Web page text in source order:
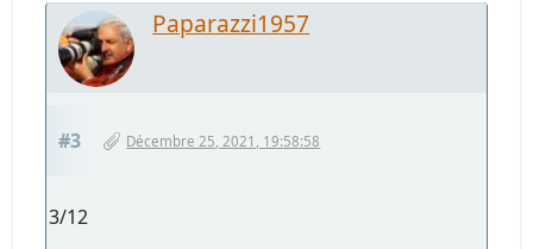
Paparazzi1957
#3 Décembre 25, 2021, 19:58:58
3/12